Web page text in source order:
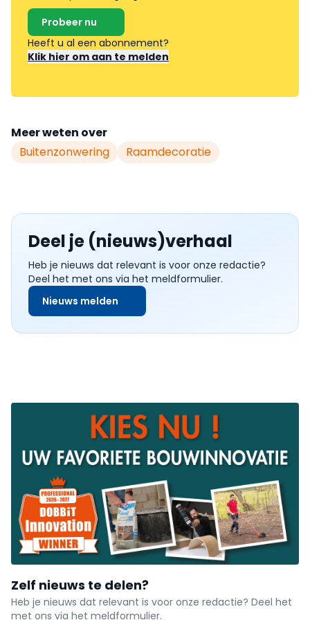
Probeer nu
Heeft u al een abonnement?
Klik hier om aan te melden
Meer weten over
Buitenzonwering
Raamdecoratie
Deel je (nieuws)verhaal
Heb je nieuws dat relevant is voor onze redactie?
Deel het met ons via het meldformulier.
Nieuws melden
Zelf nieuws te delen?
Heb je nieuws dat relevant is voor onze redactie? Deel het
met ons via het meldformulier.